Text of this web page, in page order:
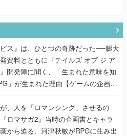
ビス』は、ひとつの奇跡だった──膨大
資料とともに『テイルズ オブ ジ ア
開発陣に聞く、「生まれた意味を知
」が生まれた理由【ゲームの企画
、人を「ロマンシング」させるの
ロマサガ2』当時の企画書とキャラ
から迫る、河津秋敏がRPGに生み出